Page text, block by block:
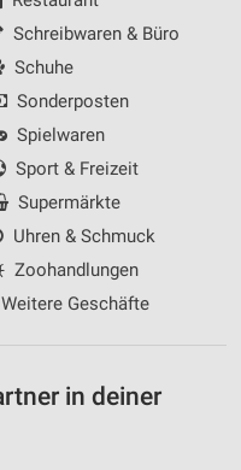
Schreibwaren & Büro
Schuhe
Sonderposten
Spielwaren
Sport & Freizeit
Supermärkte
Uhren & Schmuck
Zoohandlungen
Weitere Geschäfte
in deiner